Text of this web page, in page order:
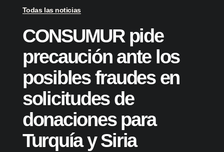
Todas las noticias
CONSUMUR pide
precaución ante los
posibles fraudes en
solicitudes de
donaciones para
Turquía y Siria